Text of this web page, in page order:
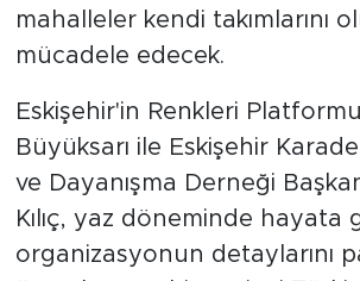
mahalleler kendi takımlarını
mücadele edecek.
Eskişehir'in Renkleri Platformu
Büyüksarı ile Eskişehir
ve Dayanışma Derneği
Kılıç, yaz döneminde hayata
organizasyonun detaylarını